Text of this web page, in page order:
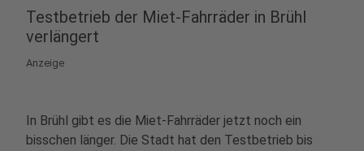
Testbetrieb der Miet-Fahrräder in Brühl
verlängert
Anzeige
In Brühl gibt es die Miet-Fahrräder jetzt noch ein
bisschen länger. Die Stadt hat den Testbetrieb bis